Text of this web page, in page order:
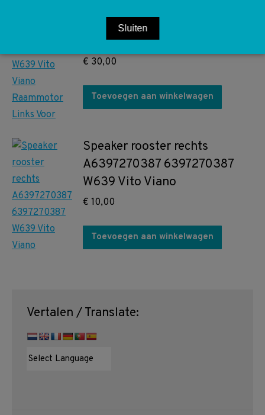
0130821941 W639 Vito Viano
Raammotor Links Voor
€ 30,00
Toevoegen aan winkelwagen
Speaker rooster rechts
A6397270387 6397270387
W639 Vito Viano
€ 10,00
Toevoegen aan winkelwagen
Vertalen / Translate:
Sluiten